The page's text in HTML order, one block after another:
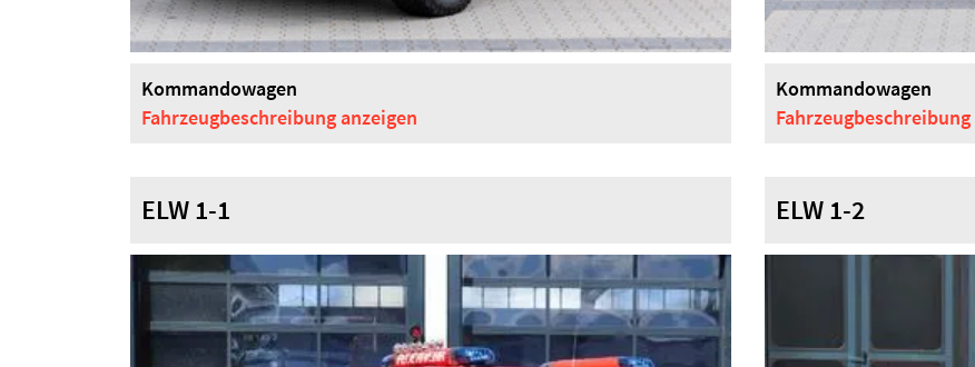
Kommandowagen
Fahrzeugbeschreibung anzeigen
Kommandowagen
Fahrzeugbeschreibung
ELW 1-1 ELW 1-2